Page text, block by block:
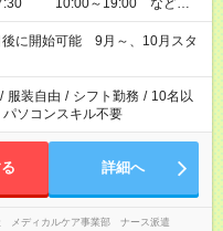
17:30 10:00～19:00 など
「余裕を持って夕飯の準備がし
ない」 など、ご希望があれば教
事の勤務時間。 合計で週40時
ん
に開始可能 9月～、10月スタ
/ 服装自由 / シフト勤務 / 10名以
パソコンスキル不要
詳細へ
メディカルケア事業部 ナース派遣